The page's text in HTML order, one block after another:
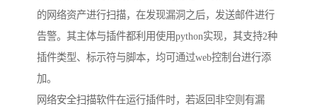
的网络资产进行扫描，在发现漏洞之后，发送邮件进行
告警。其主体与插件都利用使用python实现，其支持2种
插件类型、标示符与脚本，均可通过web控制台进行添
加。
网络安全扫描软件在运行插件时，若返回非空则有漏